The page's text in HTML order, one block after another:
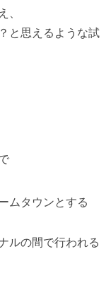
、
と思えるような試
ムタウンとする
ルの間で行われる